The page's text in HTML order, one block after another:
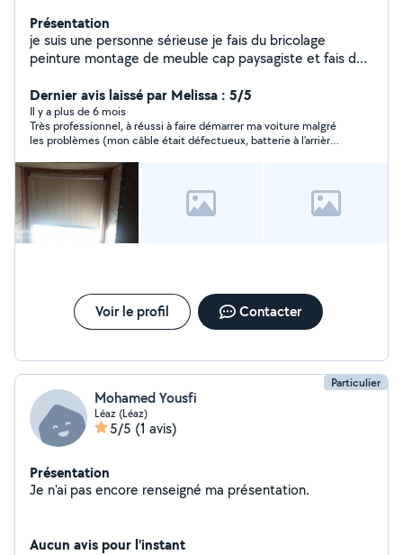
Présentation
je suis une personne sérieuse je fais du bricolage
peinture montage de meuble cap paysagiste et fais de
Dernier avis laissé par Melissa : 5/5
Il y a plus de 6 mois
Très professionnel, à réussi à faire démarrer ma voiture malgré
les problèmes (mon câble était défectueux, batterie à l'arrière,
Voir le profil Contacter
Particulier
Mohamed Yousfi
Léaz (Léaz)
5/5 (1 avis)
Présentation
Je n'ai pas encore renseigné ma présentation.
Aucun avis pour l'instant